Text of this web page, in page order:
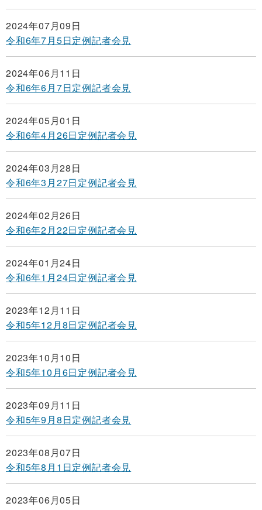
2024年07月09日
令和6年7月5日定例記者会見
2024年06月11日
令和6年6月7日定例記者会見
2024年05月01日
令和6年4月26日定例記者会見
2024年03月28日
令和6年3月27日定例記者会見
2024年02月26日
令和6年2月22日定例記者会見
2024年01月24日
令和6年1月24日定例記者会見
2023年12月11日
令和5年12月8日定例記者会見
2023年10月10日
令和5年10月6日定例記者会見
2023年09月11日
令和5年9月8日定例記者会見
2023年08月07日
令和5年8月1日定例記者会見
2023年06月05日